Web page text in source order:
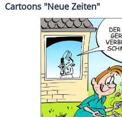
Cartoons "Neue Zeiten"